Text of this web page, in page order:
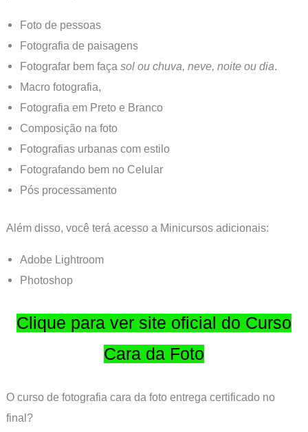
Foto de pessoas
Fotografia de paisagens
Fotografar bem faça sol ou chuva, neve, noite ou dia.
Macro fotografia,
Fotografia em Preto e Branco
Composição na foto
Fotografias urbanas com estilo
Fotografando bem no Celular
Pós processamento
Além disso, você terá acesso a Minicursos adicionais:
Adobe Lightroom
Photoshop
Clique para ver site oficial do Curso
Cara da Foto
O curso de fotografia cara da foto entrega certificado no
final?